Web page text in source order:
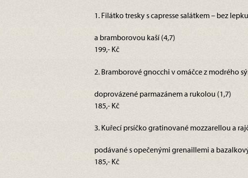
1. Filátko tresky s capresse salátkem – bez
a bramborovou kaší (4,7)
199,- Kč
2. Bramborové gnocchi v omáčce z modrého
doprovázené parmazánem a rukolou (1,7)
185,- Kč
3. Kuřecí prsíčko gratinované mozzarellou a
podávané s opečenými grenaillemi a
185,- Kč